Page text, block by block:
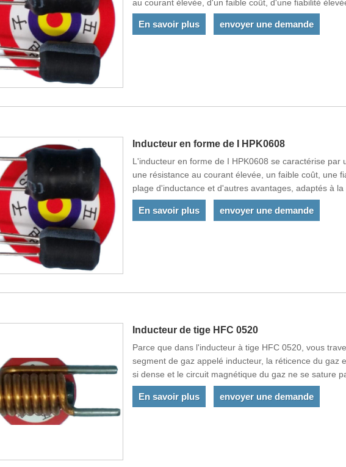
au courant élevée, d'un faible coût, d'une fiabilité
d'inductance, etc. Il est très adapté à la production
En savoir plus envoyer une demande
Inducteur en forme de I HPK0608
L'inducteur en forme de I HPK0608 se caractérise par
une résistance au courant élevée, un faible coût, une
plage d'inductance et d'autres avantages, adaptés à
Nos produits sont conformes aux normes de l'UE et
d'autres pays du monde.
En savoir plus envoyer une demande
Inducteur de tige HFC 0520
Parce que dans l'inducteur à tige HFC 0520, vous
segment de gaz appelé inducteur, la réticence du gaz
si dense et le circuit magnétique du gaz ne se sature
En savoir plus envoyer une demande